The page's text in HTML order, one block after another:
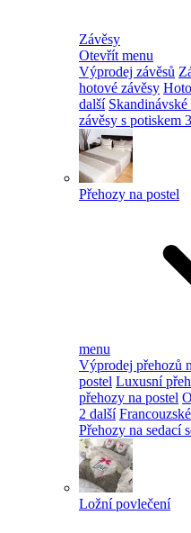
Závěsy
Otevřít menu
Výprodej závěsů
hotové závěsy
další
závěsy s potiskem
Přehozy na postel
menu
Výprodej přehozů
postel Luxusní
přehozy na postel
2 další
Přehozy na sedací
Ložní povlečení